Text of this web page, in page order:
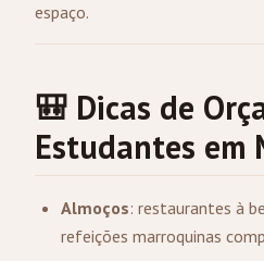
espaço.
🎒 Dicas de
Estudantes em
Almoços: restaurantes à
refeições marroquinas